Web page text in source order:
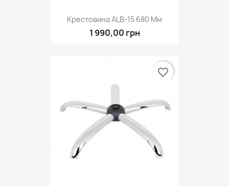
Крестовина ALB-15 680 Мм
1 990,00 грн
favorite_border